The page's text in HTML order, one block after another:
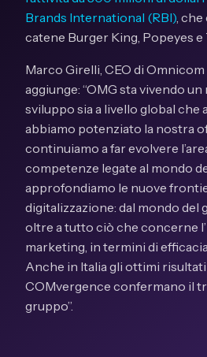
Brands International (RBI),
catene Burger King, Popeyes e
Marco Girelli, CEO di
aggiunge: “OMG sta vivendo
sviluppo sia a livello global che
abbiamo potenziato la nostra
continuiamo a far evolvere
competenze legate al mondo
approfondiamo le nuove
digitalizzazione: dal mondo del
oltre a tutto ciò che concerne
marketing, in termini di
Anche in Italia gli ottimi risultati
COMvergence confermano il
gruppo”.